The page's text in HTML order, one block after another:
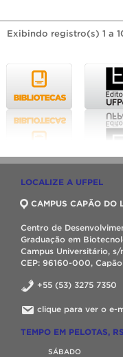
Exibindo registro(s) 1 a
LOCALIZE A UFPEL
CAMPUS CAPÃO DO
Centro de
Graduação em
Campus Universitário, s/
CEP: 96160-000,
+55 (53) 3275 7350
clique para ver o e-
TEMPO EM PELOTAS, RS
SÁBADO